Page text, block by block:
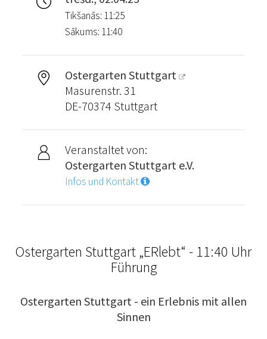
Tikšanās: 11:25
Sākums: 11:40
Ostergarten Stuttgart
Masurenstr. 31
DE-70374 Stuttgart
Veranstaltet von:
Ostergarten Stuttgart e.V.
Infos und Kontakt
Ostergarten Stuttgart „ERlebt“ - 11:40 Uhr
Führung
Ostergarten Stuttgart - ein Erlebnis mit allen
Sinnen